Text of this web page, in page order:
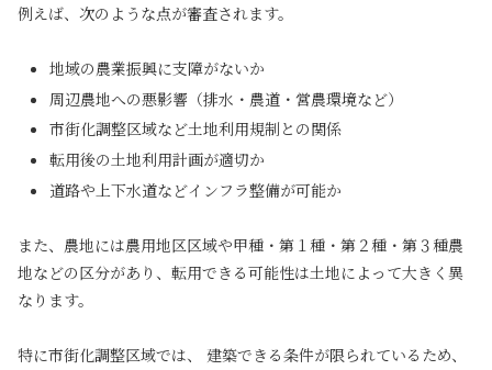
例えば、次のような点が審査されます。
地域の農業振興に支障がないか
周辺農地への悪影響（排水・農道・営農環境など）
市街化調整区域など土地利用規制との関係
転用後の土地利用計画が適切か
道路や上下水道などインフラ整備が可能か
また、農地には農用地区区域や甲種・第１種・第２種・第３種農
地などの区分があり、転用できる可能性は土地によって大きく異
なります。
特に市街化調整区域では、 建築できる条件が限られているため、